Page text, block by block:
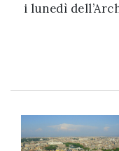
i lunedì